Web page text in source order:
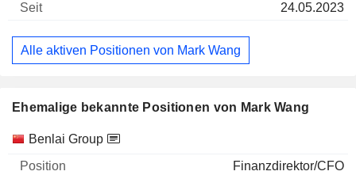
24.05.2023
Alle aktiven Positionen von Mark Wang
Ehemalige bekannte Positionen von Mark Wang
Unternehmen Position
Benlai Group
Finanzdirektor/CFO